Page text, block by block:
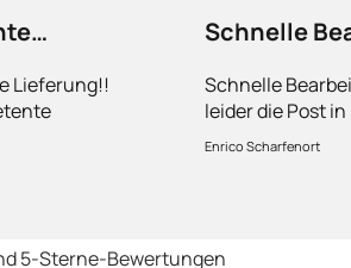
Lieferung!!
Schnelle
Schnelle
leider die Post
kriegt es nicht
Enrico Scharfenort
5-Sterne-Bewertungen